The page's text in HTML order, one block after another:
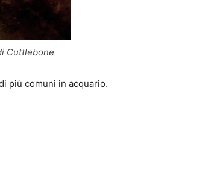
Cuttlebone
più comuni in acquario.